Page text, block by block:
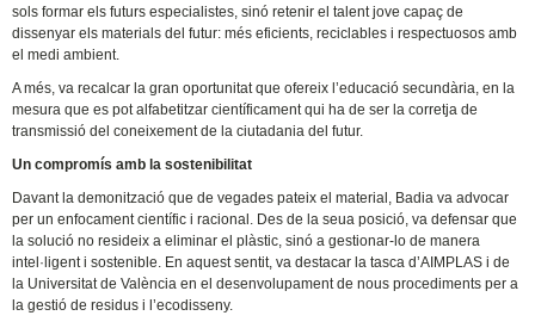
sols formar els futurs especialistes, sinó retenir el talent jove capaç de
dissenyar els materials del futur: més eficients, reciclables i respectuosos amb
el medi ambient.
A més, va recalcar la gran oportunitat que ofereix l’educació secundària, en la
mesura que es pot alfabetitzar científicament qui ha de ser la corretja de
transmissió del coneixement de la ciutadania del futur.
Un compromís amb la sostenibilitat
Davant la demonització que de vegades pateix el material, Badia va advocar
per un enfocament científic i racional. Des de la seua posició, va defensar que
la solució no resideix a eliminar el plàstic, sinó a gestionar-lo de manera
intel·ligent i sostenible. En aquest sentit, va destacar la tasca d’AIMPLAS i de
la Universitat de València en el desenvolupament de nous procediments per a
la gestió de residus i l’ecodisseny.